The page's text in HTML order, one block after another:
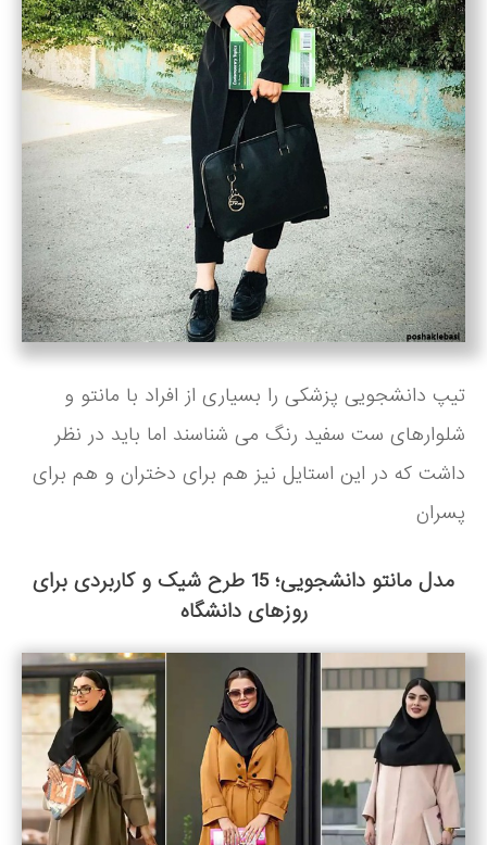
تیپ دانشجویی پزشکی را بسیاری از افراد با مانتو و
شلوارهای ست سفید رنگ می شناسند اما باید در نظر
داشت که در این استایل نیز هم برای دختران و هم برای
پسران
مدل مانتو دانشجویی؛ 15 طرح شیک و کاربردی برای
روزهای دانشگاه